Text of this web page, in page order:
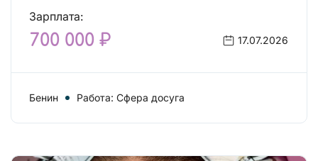
Зарплата:
700 000 ₽ 17.07.2026
Бенин Работа: Сфера досуга